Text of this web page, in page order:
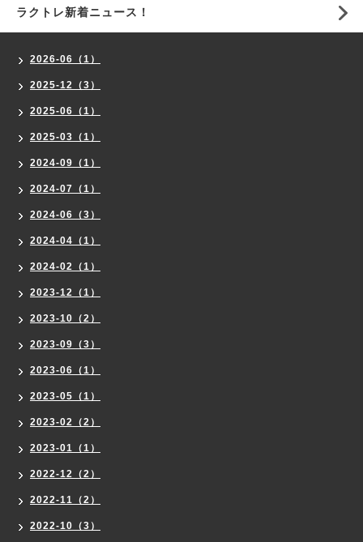
ラクトレ新着ニュース！
2026-06（1）
2025-12（3）
2025-06（1）
2025-03（1）
2024-09（1）
2024-07（1）
2024-06（3）
2024-04（1）
2024-02（1）
2023-12（1）
2023-10（2）
2023-09（3）
2023-06（1）
2023-05（1）
2023-02（2）
2023-01（1）
2022-12（2）
2022-11（2）
2022-10（3）